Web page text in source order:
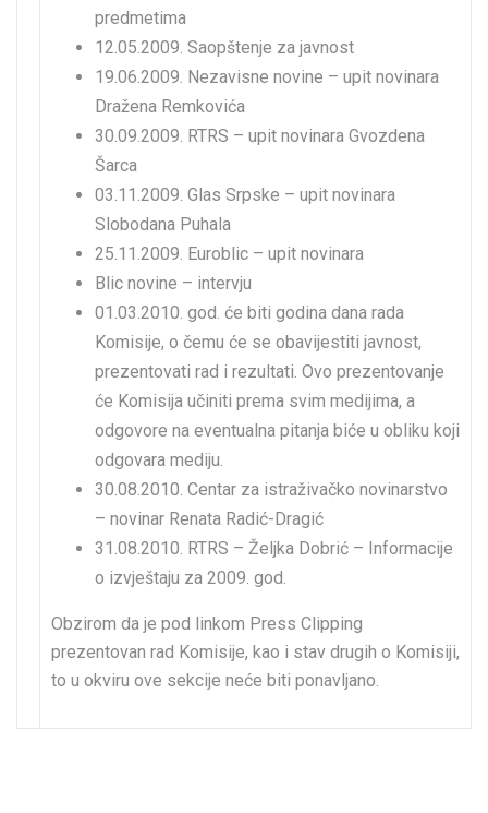
predmetima
12.05.2009. Saopštenje za javnost
19.06.2009. Nezavisne novine – upit novinara
Dražena Remkovića
30.09.2009. RTRS – upit novinara Gvozdena
Šarca
03.11.2009. Glas Srpske – upit novinara
Slobodana Puhala
25.11.2009. Euroblic – upit novinara
Blic novine – intervju
01.03.2010. god. će biti godina dana rada
Komisije, o čemu će se obavijestiti javnost,
prezentovati rad i rezultati. Ovo prezentovanje
će Komisija učiniti prema svim medijima, a
odgovore na eventualna pitanja biće u obliku koji
odgovara mediju.
30.08.2010. Centar za istraživačko novinarstvo
– novinar Renata Radić-Dragić
31.08.2010. RTRS – Željka Dobrić – Informacije
o izvještaju za 2009. god.
Obzirom da je pod linkom Press Clipping
prezentovan rad Komisije, kao i stav drugih o Komisiji,
to u okviru ove sekcije neće biti ponavljano.